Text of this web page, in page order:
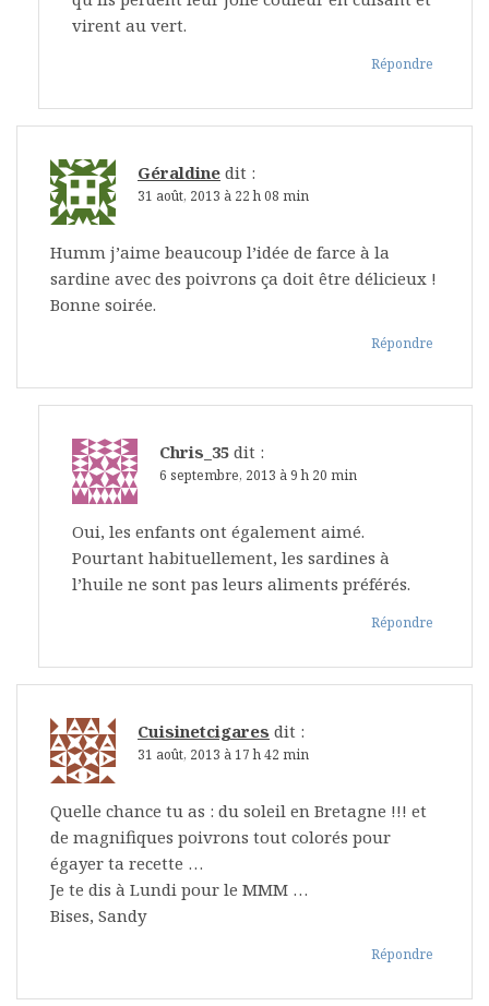
virent au vert.
Répondre
Géraldine dit :
31 août, 2013 à 22 h 08 min
Humm j’aime beaucoup l’idée de farce à la
sardine avec des poivrons ça doit être délicieux !
Bonne soirée.
Répondre
Chris_35 dit :
6 septembre, 2013 à 9 h 20 min
Oui, les enfants ont également aimé.
Pourtant habituellement, les sardines à
l’huile ne sont pas leurs aliments préférés.
Répondre
Cuisinetcigares dit :
31 août, 2013 à 17 h 42 min
Quelle chance tu as : du soleil en Bretagne !!! et
de magnifiques poivrons tout colorés pour
égayer ta recette …
Je te dis à Lundi pour le MMM …
Bises, Sandy
Répondre